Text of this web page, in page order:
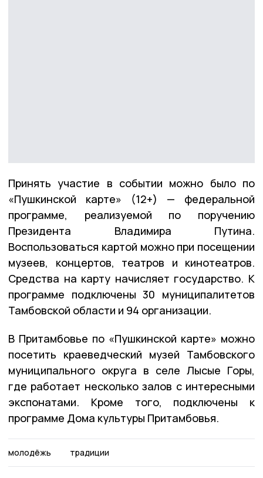
Принять участие в событии можно было по
«Пушкинской карте» (12+) — федеральной
программе, реализуемой по поручению
Президента Владимира Путина.
Воспользоваться картой можно при посещении
музеев, концертов, театров и кинотеатров.
Средства на карту начисляет государство. К
программе подключены 30 муниципалитетов
Тамбовской области и 94 организации.
В Притамбовье по «Пушкинской карте» можно
посетить краеведческий музей Тамбовского
муниципального округа в селе Лысые Горы,
где работает несколько залов с интересными
экспонатами. Кроме того, подключены к
программе Дома культуры Притамбовья.
молодёжь традиции